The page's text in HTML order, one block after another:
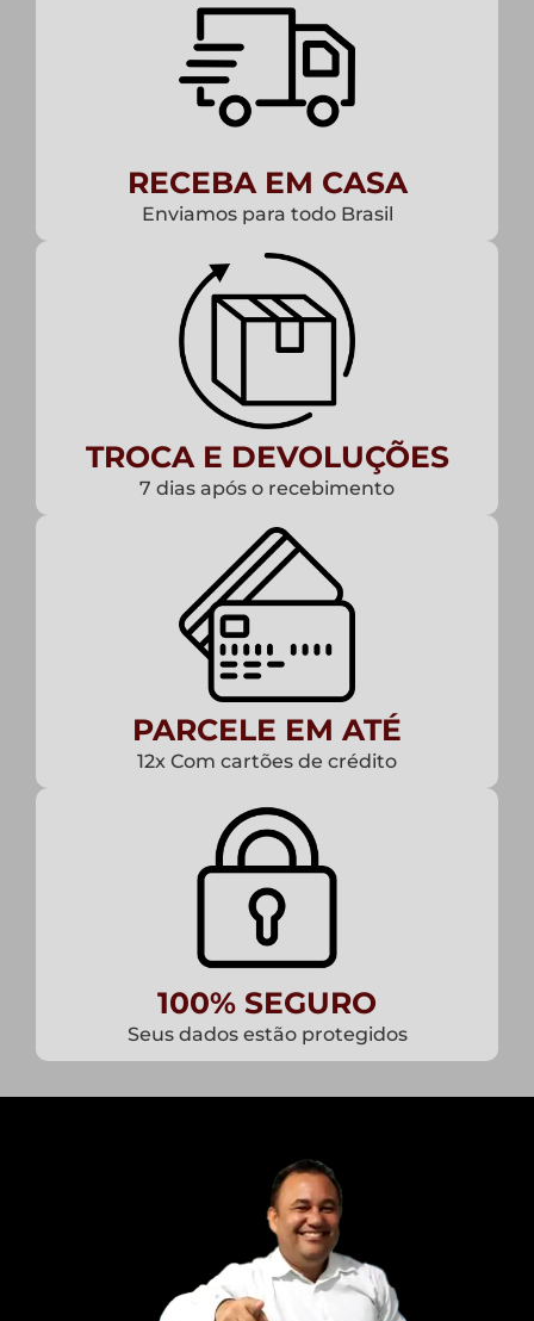
RECEBA EM CASA
Enviamos para todo Brasil
TROCA E DEVOLUÇÕES
7 dias após o recebimento
PARCELE EM ATÉ
12x Com cartões de crédito
100% SEGURO
Seus dados estão protegidos